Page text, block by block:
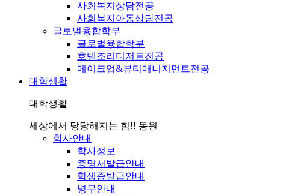
사회복지상담전공
사회복지아동상담전공
글로벌융합학부
글로벌융합학부
호텔조리디저트전공
메이크업&뷰티매니지먼트전공
대학생활
대학생활
세상에서 당당해지는 힘!! 동원
학사안내
학사정보
증명서발급안내
학생증발급안내
병무안내